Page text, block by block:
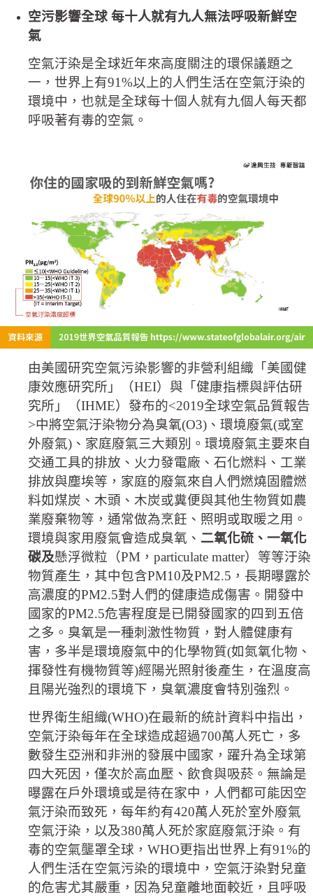
空污影響全球 每十人就有九人無法呼吸新鮮空
氣
空氣汙染是全球近年來高度關注的環保議題之
一，世界上有91%以上的人們生活在空氣汙染的
環境中，也就是全球每十個人就有九個人每天都
呼吸著有毒的空氣。
由美國研究空氣污染影響的非營利組織「美國健
康效應研究所」（HEI）與「健康指標與評估研
究所」（IHME）發布的<2019全球空氣品質報告
>中將空氣汙染物分為臭氧(O3)、環境廢氣(或室
外廢氣)、家庭廢氣三大類別。環境廢氣主要來自
交通工具的排放、火力發電廠、石化燃料、工業
排放與塵埃等，家庭的廢氣來自人們燃燒固體燃
料如煤炭、木頭、木炭或糞便與其他生物質如農
業廢棄物等，通常做為烹飪、照明或取暖之用。
環境與家用廢氣會造成臭氧、 二氧化硫、一氧化
碳及懸浮微粒（PM，particulate matter）等等汙染
物質產生，其中包含PM10及PM2.5，長期曝露於
高濃度的PM2.5對人們的健康造成傷害。開發中
國家的PM2.5危害程度是已開發國家的四到五倍
之多。臭氧是一種刺激性物質，對人體健康有
害，多半是環境廢氣中的化學物質(如氮氧化物、
揮發性有機物質等)經陽光照射後產生，在溫度高
且陽光強烈的環境下，臭氧濃度會特別強烈。
世界衛生組織(WHO)在最新的統計資料中指出，
空氣汙染每年在全球造成超過700萬人死亡，多
數發生亞洲和非洲的發展中國家，躍升為全球第
四大死因，僅次於高血壓、飲食與吸菸。無論是
曝露在戶外環境或是待在家中，人們都可能因空
氣汙染而致死，每年約有420萬人死於室外廢氣
空氣汙染，以及380萬人死於家庭廢氣汙染。有
毒的空氣壟罩全球，WHO更指出世界上有91%的
人們生活在空氣污染的環境中，空氣汙染對兒童
的危害尤其嚴重，因為兒童離地面較近，且呼吸